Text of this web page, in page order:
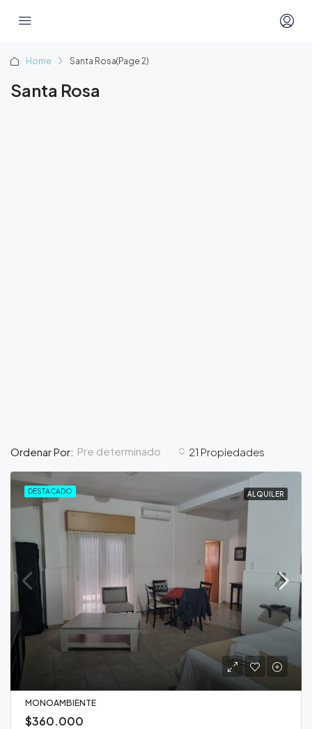
Home Santa Rosa(Page 2)
Santa Rosa
21 Propiedades
Ordenar Por: Pre determinado
DESTACADO ALQUILER
MONOAMBIENTE
$360.000